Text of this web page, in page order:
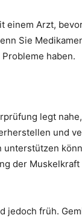
einem Arzt,
Sie
haben.
legt
und
unterstützen
der
jedoch früh.